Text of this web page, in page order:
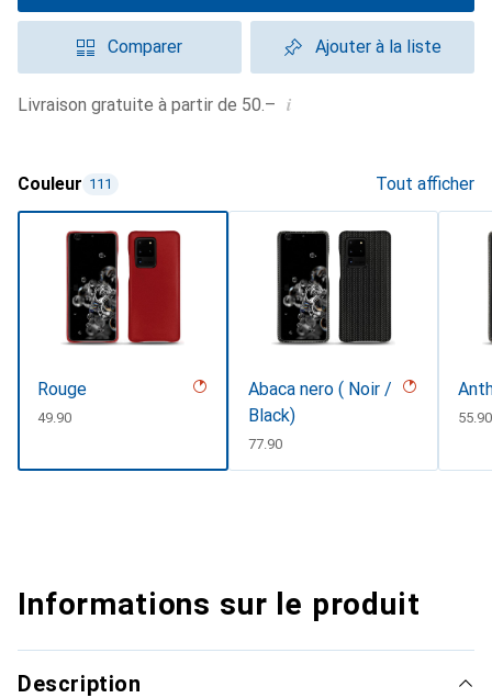
Comparer Ajouter à la liste
Livraison gratuite à partir de 50.– i
Couleur 111 Tout afficher
Rouge
CHF
49.90
Abaca nero ( Noir /
Black)
CHF
77.90
CHF
55.90
Informations sur le produit
Description